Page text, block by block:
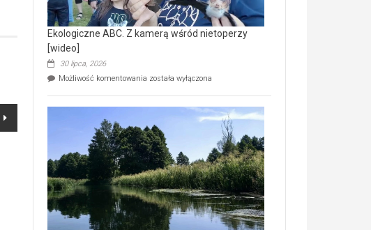
Ekologiczne ABC. Z kamerą wśród nietoperzy
[wideo]
30 lipca, 2026
Możliwość komentowania Ekologiczne
wśród
nietoperzy
[wideo]
została wyłączona